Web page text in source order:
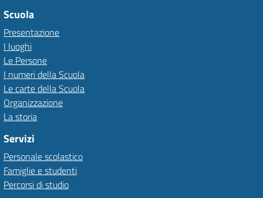
Scuola
Presentazione
I luoghi
Le Persone
I numeri della Scuola
Le carte della Scuola
Organizzazione
La storia
Servizi
Personale scolastico
Famiglie e studenti
Percorsi di studio